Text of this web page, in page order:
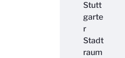
Stutt
garte
r
Stadt
raum